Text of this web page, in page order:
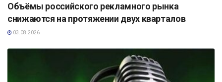
Объёмы российского рекламного рынка
снижаются на протяжении двух кварталов
03.08.2026